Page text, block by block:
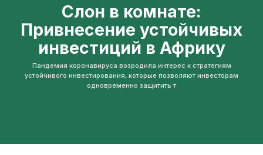
Слон в комнате:
Привнесение устойчивых
инвестиций в Африку
Пандемия коронавируса возродила интерес к стратегиям
устойчивого инвестирования, которые позволяют инвесторам
одновременно защитить т